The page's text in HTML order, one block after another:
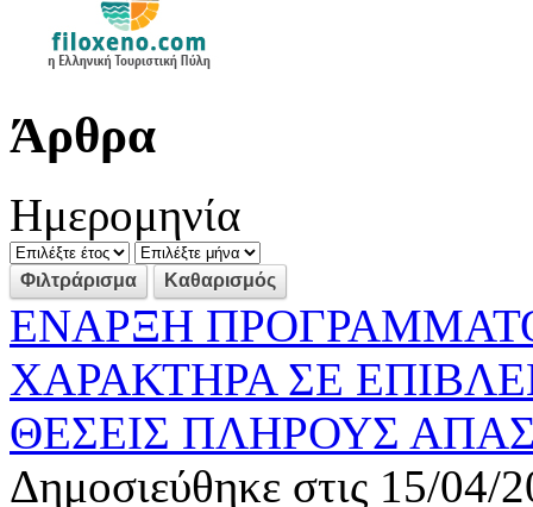
Άρθρα
Ημερομηνία
ΕΝΑΡΞΗ
ΧΑΡΑΚΤΗΡΑ ΣΕ
ΘΕΣΕΙΣ ΠΛΗΡΟΥΣ
Δημοσιεύθηκε στις 15/04/